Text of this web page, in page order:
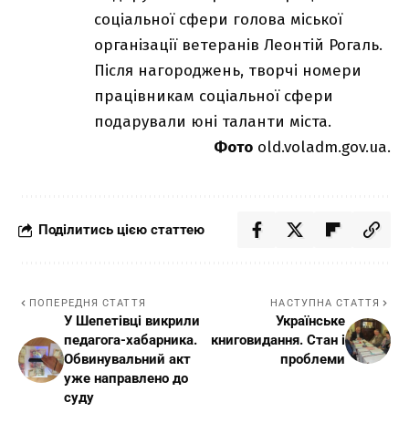
соціальної сфери голова міської
організації ветеранів Леонтій Рогаль.
Після нагороджень, творчі номери
працівникам соціальної сфери
подарували юні таланти міста.
Фото old.voladm.gov.ua.
Поділитись цією статтею
ПОПЕРЕДНЯ СТАТТЯ
У Шепетівці викрили
педагога-хабарника.
Обвинувальний акт
уже направлено до
суду
НАСТУПНА СТАТТЯ
Українське
книговидання. Стан і
проблеми